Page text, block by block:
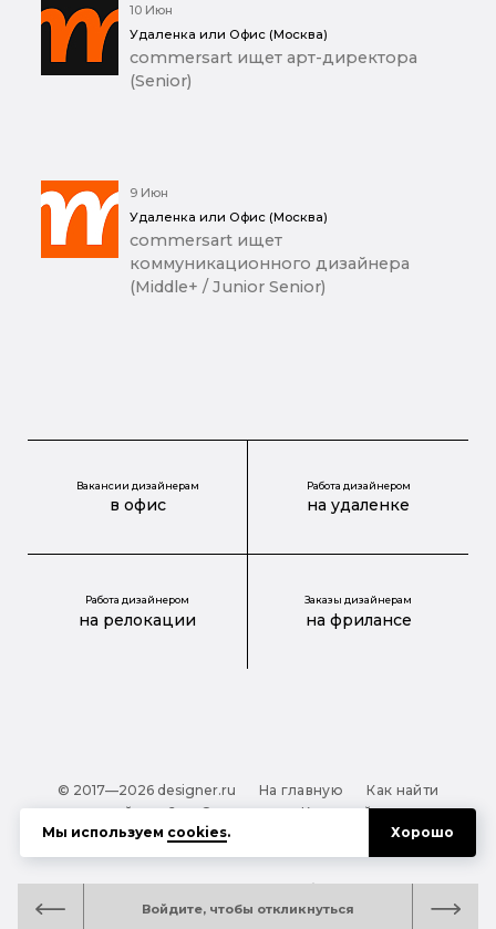
Войдите, чтобы откликнуться
10 Июн
Удаленка или Офис (Москва)
commersart ищет арт-директора
(Senior)
9 Июн
Удаленка или Офис (Москва)
commersart ищет
коммуникационного дизайнера
(Middle+ / Junior Senior)
Вакансии дизайнерам
в офис
Работа дизайнером
на удаленке
Работа дизайнером
на релокации
Заказы дизайнерам
на фрилансе
© 2017—2026 designer.ru На главную
Как найти
дизайнера?
О проекте
Карта сайта
Обработка персональных данных
Файлы cookie
руководство для тех, кто заказывает дизайн
Мы используем cookies. Хорошо